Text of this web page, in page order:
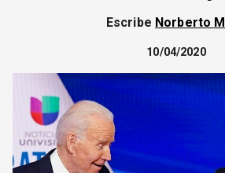
SOCIEDAD Y
JUVENTUD
CORREO DE
OPINIÓN
Escribe Norberto
10/04/2020